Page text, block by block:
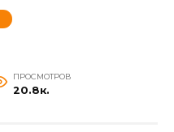
ПРОСМОТРОВ
20.8к.